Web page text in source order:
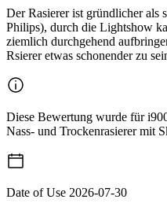
Der Rasierer ist gründlicher als
Philips), durch die Lightshow
ziemlich durchgehend
Rsierer etwas schonender zu
Diese Bewertung wurde für
Nass- und Trockenrasierer mit
Date of Use 2026-07-30